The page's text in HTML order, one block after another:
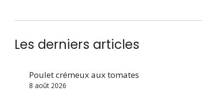
Les derniers articles
Poulet crémeux aux tomates
8 août 2026